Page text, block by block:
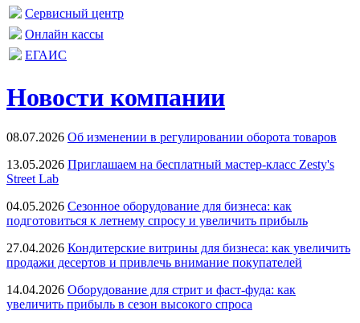
Сервисный центр
Онлайн кассы
ЕГАИС
Новости компании
08.07.2026 Об изменении в регулировании оборота товаров
13.05.2026 Приглашаем на бесплатный мастер-класс Zesty's
Street Lab
04.05.2026 Сезонное оборудование для бизнеса: как
подготовиться к летнему спросу и увеличить прибыль
27.04.2026 Кондитерские витрины для бизнеса: как увеличить
продажи десертов и привлечь внимание покупателей
14.04.2026 Оборудование для стрит и фаст-фуда: как
увеличить прибыль в сезон высокого спроса